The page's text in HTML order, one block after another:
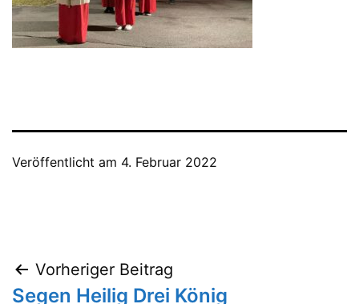
Veröffentlicht am 4. Februar 2022
Beitragsnavigation
Vorheriger Beitrag
Segen Heilig Drei König